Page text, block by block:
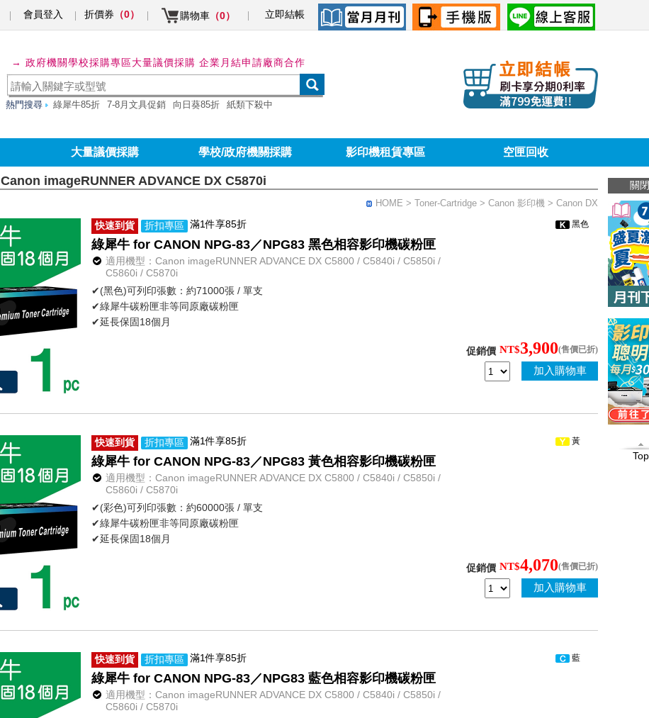
會員登入 折價券 （0） 購物車 （0） 立即結帳
關閉
Top
→ 政府機關學校採購專區大量議價採購 企業月結申請廠商合作
熱門搜尋 綠犀牛85折 7-8月文具促銷 向日葵85折 紙類下殺中
大量議價採購 學校/政府機關採購 影印機租賃專區 空匣回收
Canon imageRUNNER ADVANCE DX C5870i
HOME > Toner-Cartridge > Canon 影印機 > Canon DX
快速到貨 折扣專區 滿1件享85折
綠犀牛 for CANON NPG-83／NPG83 黑色相容影印機碳粉匣
適用機型：Canon imageRUNNER ADVANCE DX C5800 / C5840i / C5850i /
C5860i / C5870i
✔(黑色)可列印張數：約71000張 / 單支
✔綠犀牛碳粉匣非等同原廠碳粉匣
✔延長保固18個月
黑色
促銷價 NT$3,900(售價已折)
加入購物車
快速到貨 折扣專區 滿1件享85折
綠犀牛 for CANON NPG-83／NPG83 黃色相容影印機碳粉匣
適用機型：Canon imageRUNNER ADVANCE DX C5800 / C5840i / C5850i /
C5860i / C5870i
✔(彩色)可列印張數：約60000張 / 單支
✔綠犀牛碳粉匣非等同原廠碳粉匣
✔延長保固18個月
黃
促銷價 NT$4,070(售價已折)
加入購物車
快速到貨 折扣專區 滿1件享85折
綠犀牛 for CANON NPG-83／NPG83 藍色相容影印機碳粉匣
適用機型：Canon imageRUNNER ADVANCE DX C5800 / C5840i / C5850i /
C5860i / C5870i
藍